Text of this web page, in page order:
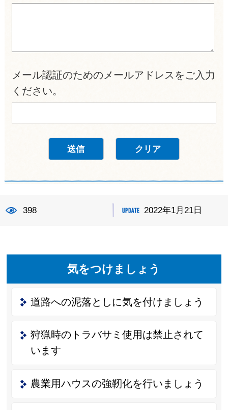
メール認証のためのメールアドレスをご入力
ください。
398 2022年1月21日
気をつけましょう
道路への泥落としに気を付けましょう
狩猟時のトラバサミ使用は禁止されて
います
農業用ハウスの強靭化を行いましょう